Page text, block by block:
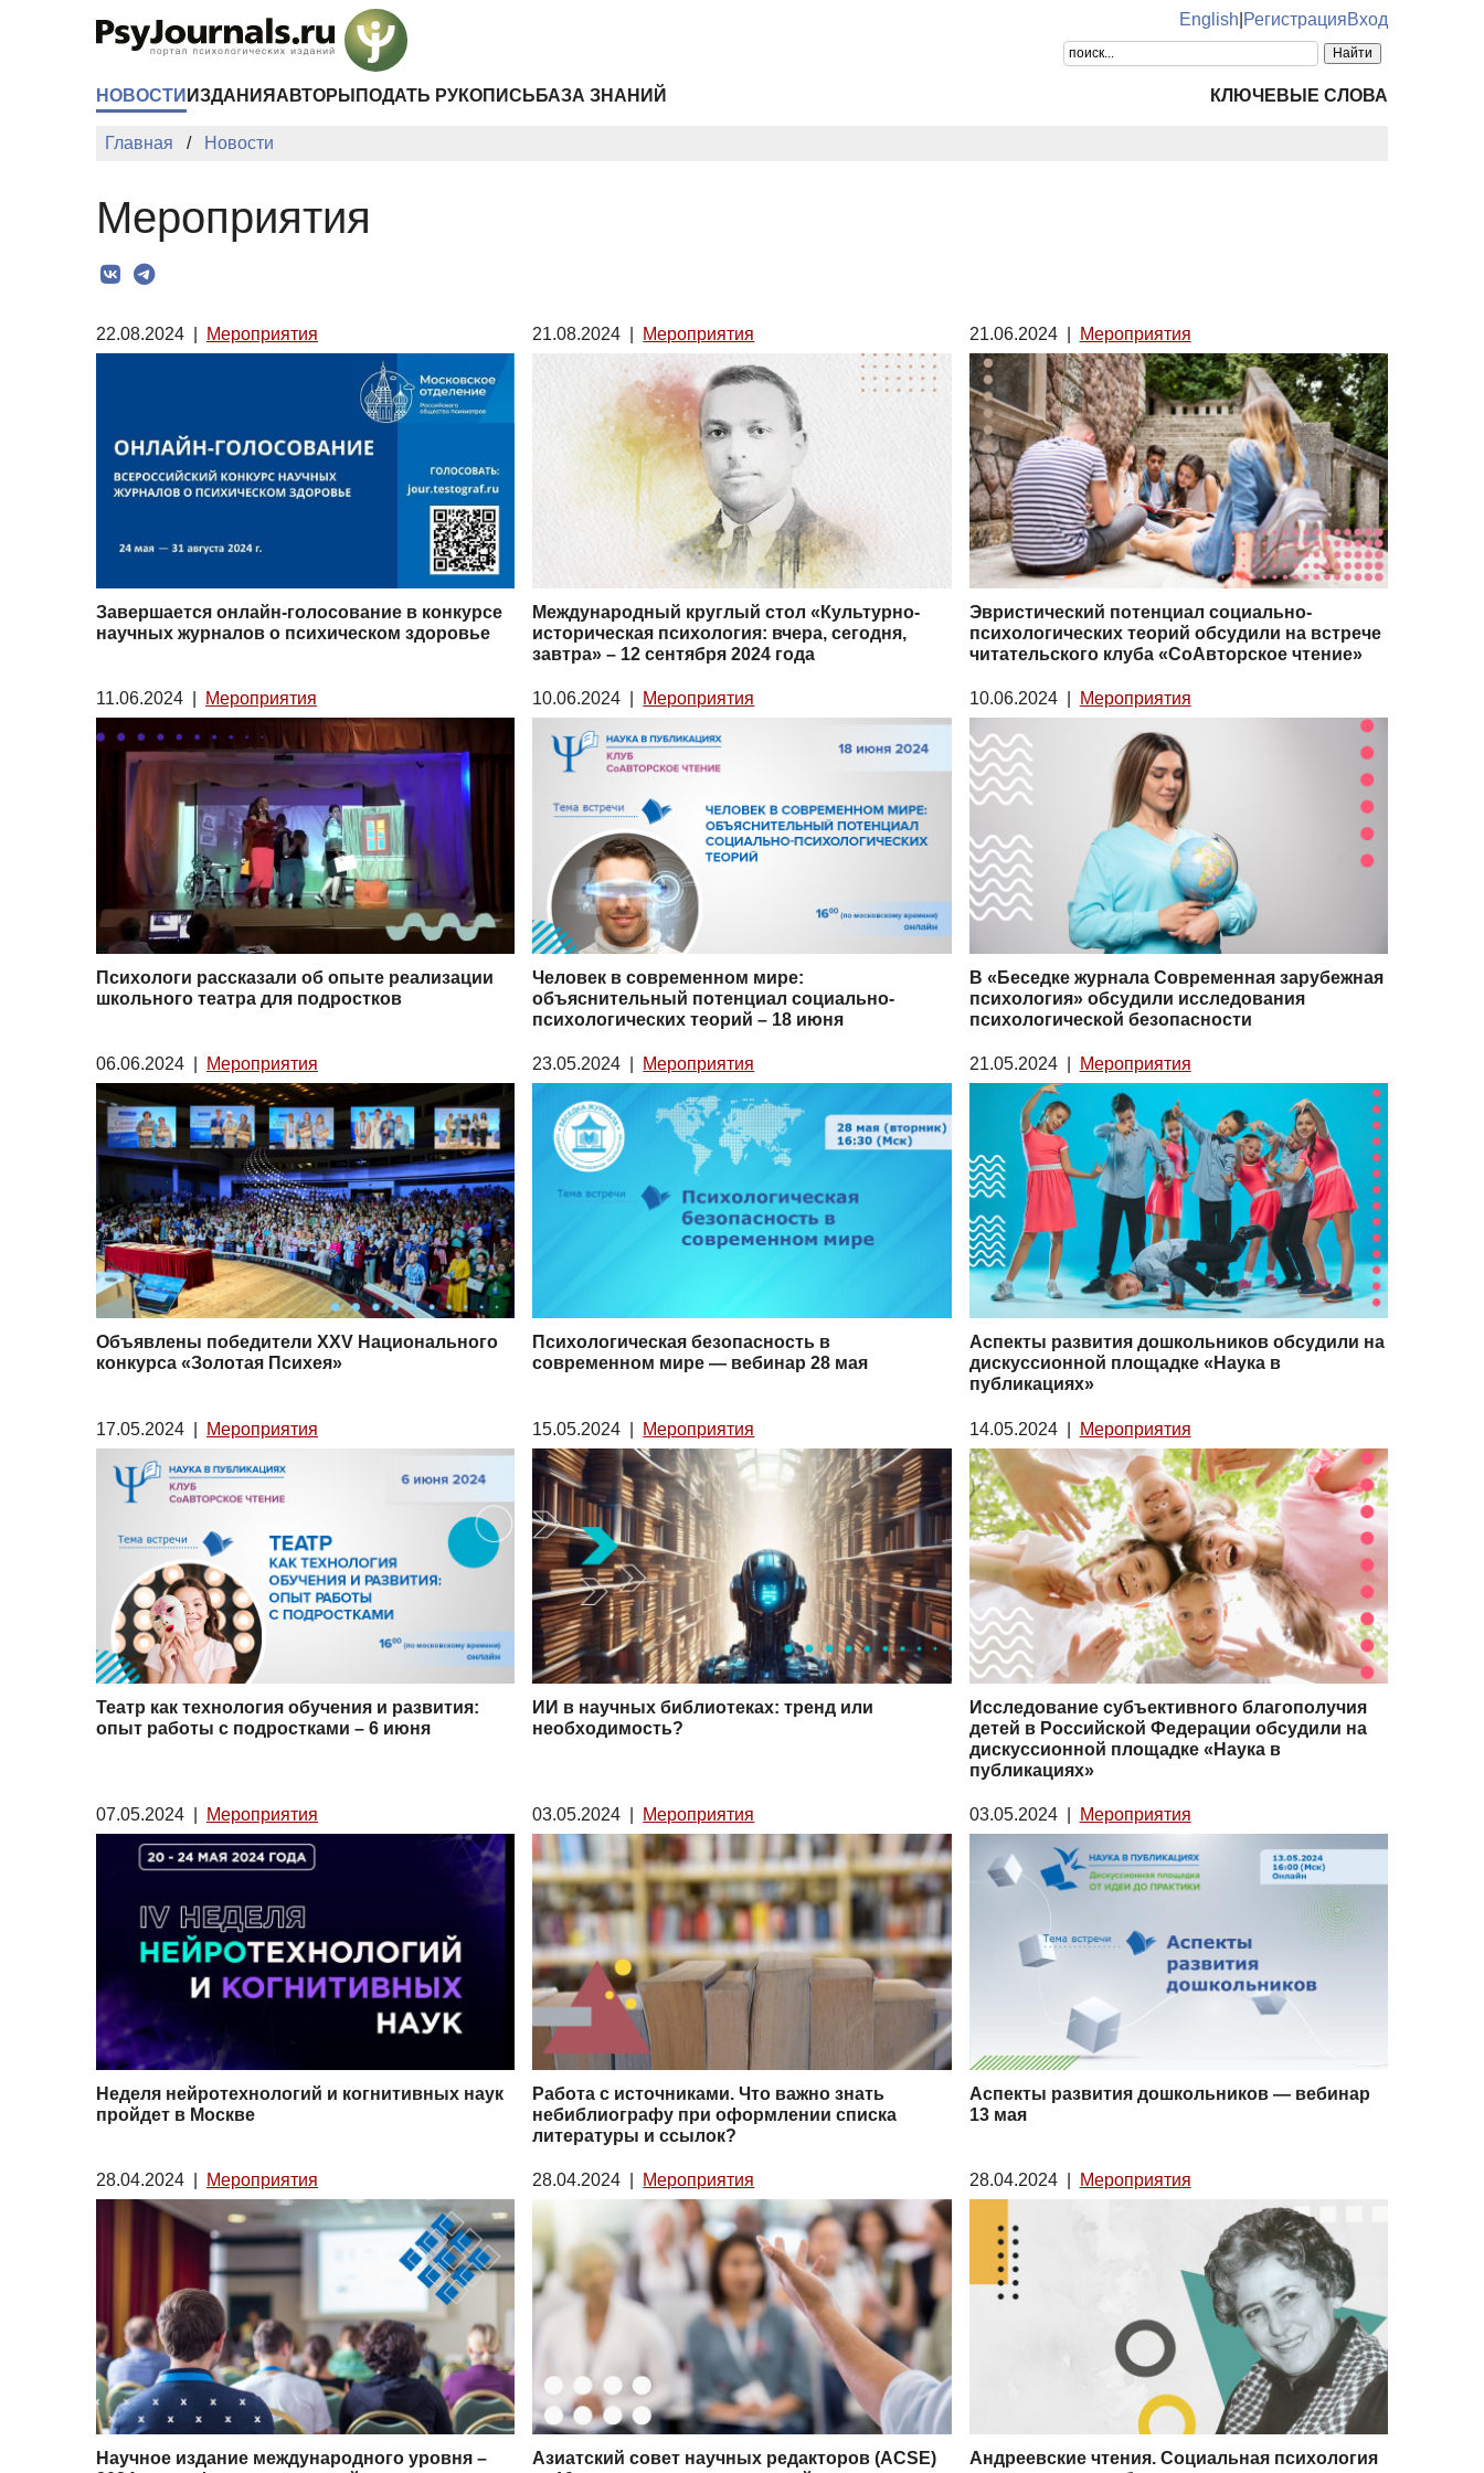
English РегистрацияВход
НОВОСТИ ИЗДАНИЯ АВТОРЫ ПОДАТЬ РУКОПИСЬ БАЗА ЗНАНИЙ КЛЮЧЕВЫЕ СЛОВА
Главная Новости
Мероприятия
22.08.2024 Мероприятия
Завершается онлайн-голосование в конкурсе
научных журналов о психическом здоровье
21.08.2024 Мероприятия
Международный круглый стол «Культурно-
историческая психология: вчера, сегодня,
завтра» – 12 сентября 2024 года
21.06.2024| Мероприятия
Эвристический потенциал социально-
психологических теорий обсудили на встрече
читательского клуба «СоАвторское чтение»
11.06.2024 Мероприятия
Психологи рассказали об опыте реализации
школьного театра для подростков
10.06.2024 Мероприятия
Человек в современном мире:
объяснительный потенциал социально-
психологических теорий – 18 июня
10.06.2024| Мероприятия
В «Беседке журнала Современная зарубежная
психология» обсудили исследования
психологической безопасности
06.06.2024 Мероприятия
Объявлены победители XXV Национального
конкурса «Золотая Психея»
23.05.2024 Мероприятия
Психологическая безопасность в
современном мире — вебинар 28 мая
21.05.2024| Мероприятия
Аспекты развития дошкольников обсудили на
дискуссионной площадке «Наука в
публикациях»
17.05.2024 Мероприятия
Театр как технология обучения и развития:
опыт работы с подростками – 6 июня
15.05.2024 Мероприятия
ИИ в научных библиотеках: тренд или
необходимость?
14.05.2024| Мероприятия
Исследование субъективного благополучия
детей в Российской Федерации обсудили на
дискуссионной площадке «Наука в
публикациях»
07.05.2024 Мероприятия
Неделя нейротехнологий и когнитивных наук
пройдет в Москве
03.05.2024 Мероприятия
Работа с источниками. Что важно знать
небиблиографу при оформлении списка
литературы и ссылок?
03.05.2024| Мероприятия
Аспекты развития дошкольников ― вебинар
13 мая
28.04.2024 Мероприятия
Научное издание международного уровня –
28.04.2024 Мероприятия
Азиатский совет научных редакторов (ACSE)
28.04.2024| Мероприятия
Андреевские чтения. Социальная психология